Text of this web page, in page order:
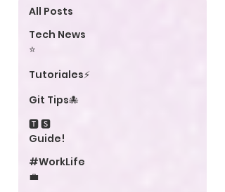
All Posts
Tech News
⭐
Tutoriales⚡
Git Tips🐙
🆃 🆂
Guide!
#WorkLife
💼